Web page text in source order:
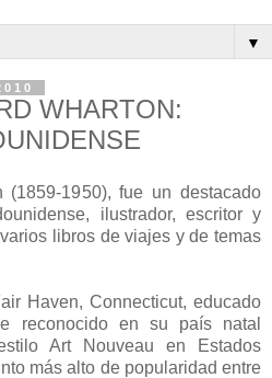
▼
WHARTON:
(1859-1950), fue un destacado
ilustrador, escritor y
libros de viajes y de temas
Haven, Connecticut, educado
reconocido en su país natal
Art Nouveau en Estados
más alto de popularidad entre